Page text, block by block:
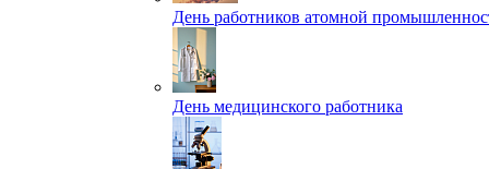
День работников атомной
День медицинского работника